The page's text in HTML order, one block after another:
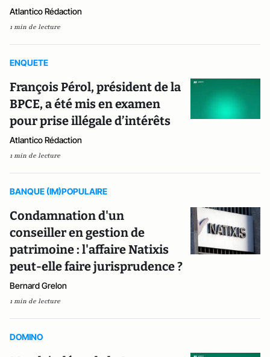
Atlantico Rédaction
1 min de lecture
ENQUETE
François Pérol, président de la
BPCE, a été mis en examen
pour prise illégale d’intérêts
Atlantico Rédaction
1 min de lecture
BANQUE (IM)POPULAIRE
Condamnation d'un
conseiller en gestion de
patrimoine : l'affaire Natixis
peut-elle faire jurisprudence ?
Bernard Grelon
1 min de lecture
DOMINO